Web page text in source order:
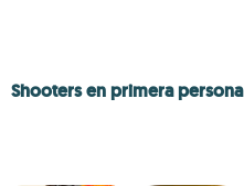
Shooters en primera persona